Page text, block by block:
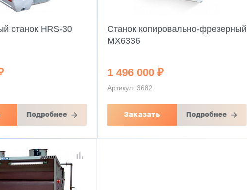
станок HRS-30
Подробнее
Станок копировально-фрезерный
MX6336
1 496 000 ₽
Артикул: 3682
Заказать Подробнее